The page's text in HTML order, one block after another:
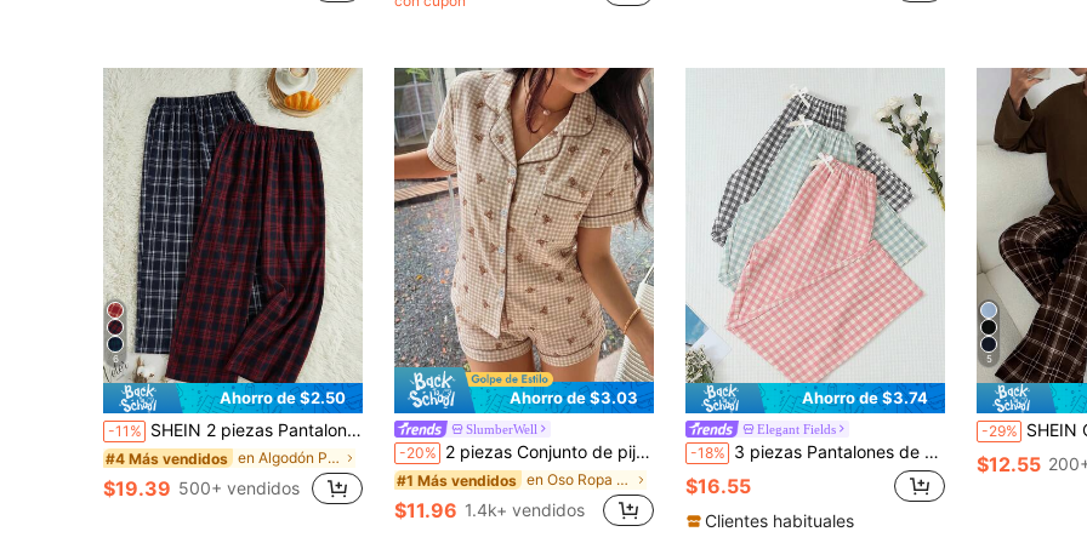
¡Casi agotado!
6
Ahorro de $2.50
-11% SHEIN 2 piezas Pantalones a cuadros de cintura baja cómodos y holgados, pantalones de pijama a cuadros para hombres, ropa de dormir de invierno, pantalones de pijama a juego
#4 Más vendidos en Algodón Pantalones de dormir para mujer
$19.39 500+ vendidos
Ahorro de $3.03
SlumberWell
-20% 2 piezas Conjunto de pijama cómodo con estampado de oso de peluche a cuadros, top de manga corta con cuello y bolsillo, shorts con lazo, ropa de dormir y de casa para mujer para todas las estaciones, lindo
#1 Más vendidos en Oso Ropa de dormir para mujer
$11.96 1.4k+ vendidos
Ahorro de $3.74
Elegant Fields
-18% 3 piezas Pantalones de pijama largos cómodos con lazo a cuadros para mujer, poliéster suave, no transparente
$16.55
Clientes habituales
5
-29% SHEIN Conjunto de pijama
$12.55